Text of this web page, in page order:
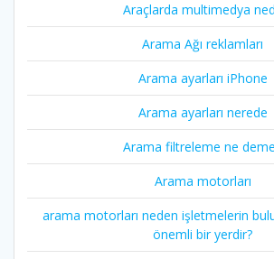
Araçlarda multimedya
Arama Ağı reklamları
Arama ayarları iPhone
Arama ayarları nerede
Arama filtreleme ne
Arama motorları
arama motorları neden işletmelerin
önemli bir yerdir?